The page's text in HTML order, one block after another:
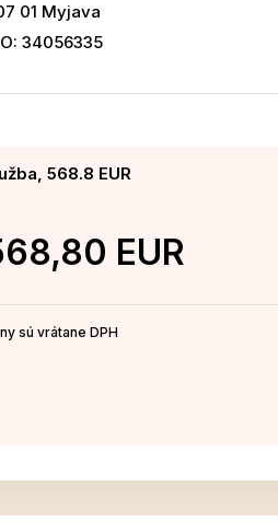
01 Myjava
34056335
568.8 EUR
EUR
sú vrátane DPH